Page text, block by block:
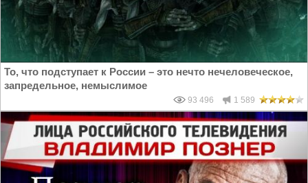
То, что подступает к России – это нечто нечеловеческое,
запредельное, немыслимое
93 496 1 589